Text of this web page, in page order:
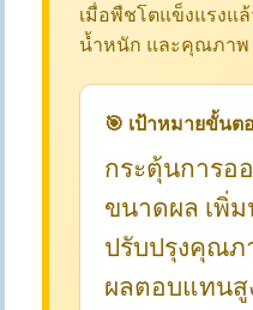
เมื่อพืชโตแข็งแรงแ
น้ำหนัก และคุณภาพ
🎯 เป้าหมายขั้นต
กระตุ้นการอ
ขนาดผล เพิ่
ปรับปรุงคุณภ
ผลตอบแทนสู